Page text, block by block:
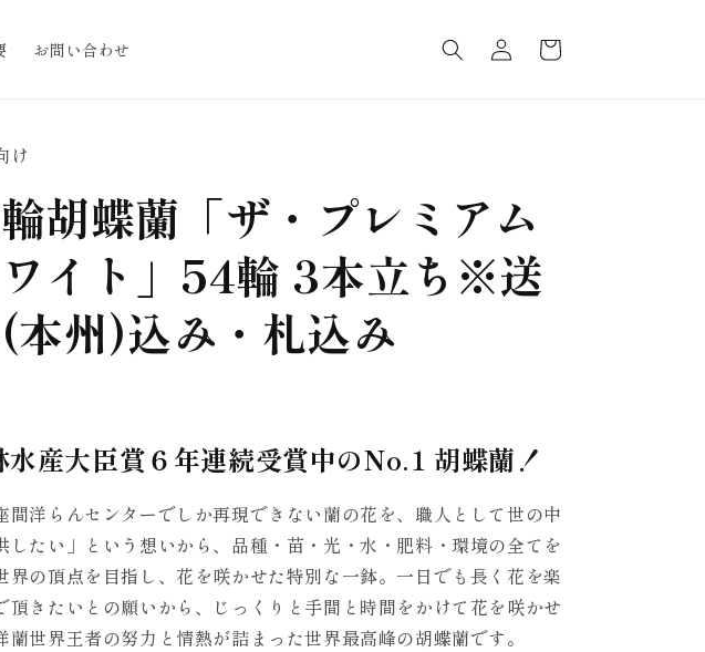
お問い合わせ
グ
イ
ー
け
胡蝶蘭「ザ・プレミアム
イト」54輪 3本立ち※送
本州)込み・札込み
水産大臣賞６年連続受賞中のNo.1 胡蝶蘭！
間洋らんセンターでしか再現できない蘭の花を、職人として世の中
したい」という想いから、品種・苗・光・水・肥料・環境の全てを
界の頂点を目指し、花を咲かせた特別な一鉢。一日でも長く花を楽
頂きたいとの願いから、じっくりと手間と時間をかけて花を咲かせ
蘭世界王者の努力と情熱が詰まった世界最高峰の胡蝶蘭です。